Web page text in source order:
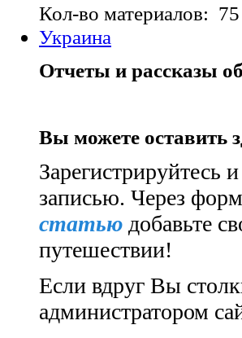
Кол-во материалов: 75
Украина
Отчеты и рассказы
Вы можете оставить
Зарегистрируйтесь
записью. Через
статью добавьте
путешествии!
Если вдруг Вы
администратором